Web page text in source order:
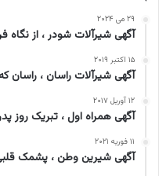
۲۹ می ۲۰۲۴
آگهی شیرآلات شودر ، از نگاه
۱۵ اکتبر ۲۰۱۹
آگهی شیرآلات راسان ، راسان
۱۲ آوریل ۲۰۱۷
آگهی همراه اول ، تبریک روز
۱۱ فوریه ۲۰۲۱
آگهی شیرین وطن ، پشمک